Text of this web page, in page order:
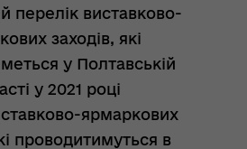
перелік виставково-
заходів, які
у Полтавській
у 2021 році
ярмаркових
проводитимуться в